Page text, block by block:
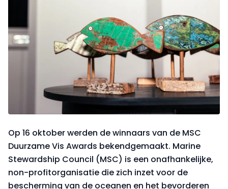
Op 16 oktober werden de winnaars van de MSC
Duurzame Vis Awards bekendgemaakt. Marine
Stewardship Council (MSC) is een onafhankelijke,
non-profitorganisatie die zich inzet voor de
bescherming van de oceanen en het bevorderen